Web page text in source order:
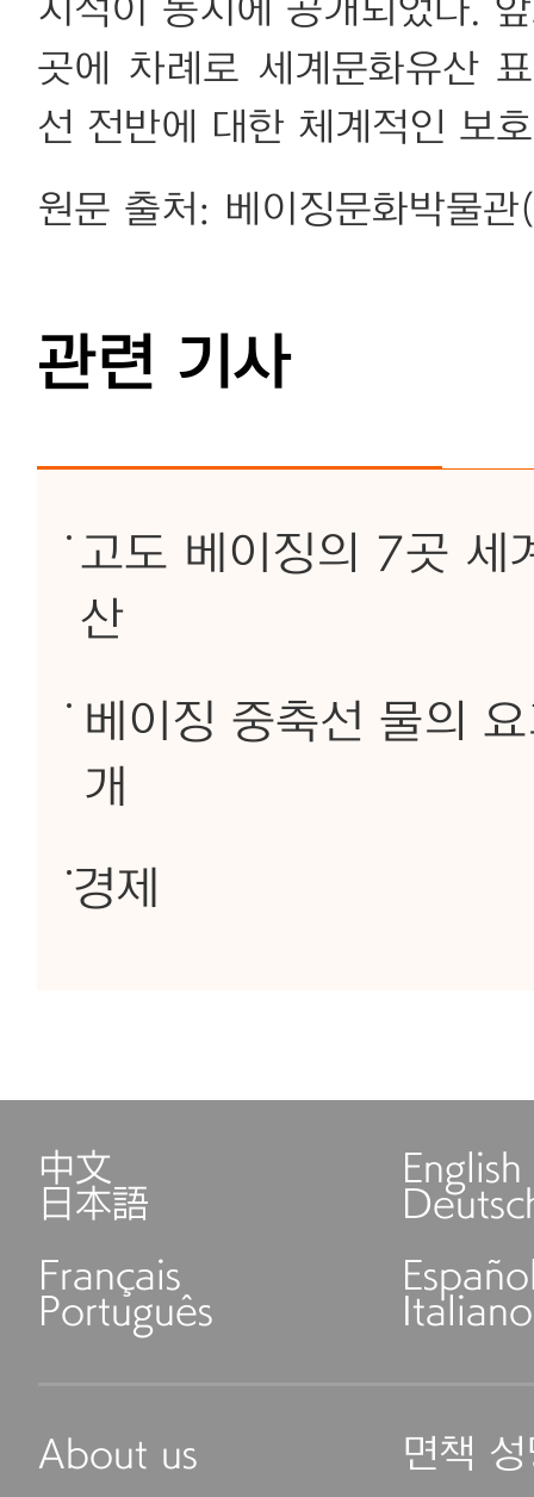
지석이 동시에 공개되었다.
곳에 차례로 세계문화유산
선 전반에 대한 체계적인 보
원문 출처: 베이징문화박물
관련 기사
고도 베이징의 7곳 세
산
베이징 중축선 물의
개
경제
中文 English
日本語
Français
Português Italiano
About us 면책